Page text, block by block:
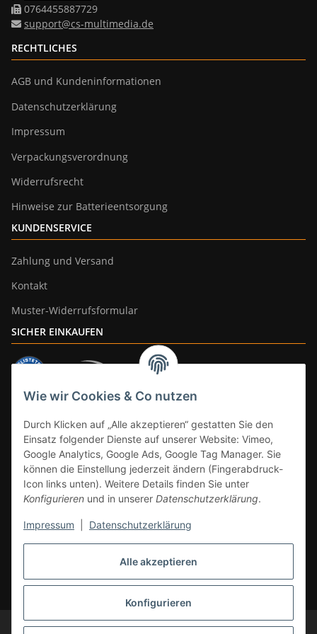
Alle akzeptieren
Konfigurieren
Wie wir Cookies & Co nutzen
Durch Klicken auf „Alle akzeptieren“ gestatten Sie den
Einsatz folgender Dienste auf unserer Website: Vimeo,
Google Analytics, Google Ads, Google Tag Manager. Sie
können die Einstellung jederzeit ändern (Fingerabdruck-
Icon links unten). Weitere Details finden Sie unter
Konfigurieren und in unserer Datenschutzerklärung.
Impressum Datenschutzerklärung
0764455887729
support@cs-multimedia.de
RECHTLICHES
AGB und Kundeninformationen
Datenschutzerklärung
Impressum
Verpackungsverordnung
Widerrufsrecht
Hinweise zur Batterieentsorgung
KUNDENSERVICE
Zahlung und Versand
Kontakt
Muster-Widerrufsformular
SICHER EINKAUFEN
* Alle Preise inkl. gesetzlicher Mwst., zzgl.Versand
DE, gilt nicht für Großgeräte per Spedition). Artikel mit 0% MwSt. (gem. §
© CS-Multimedia GmbH
Änderungen und Irrtümer vorbehalten.